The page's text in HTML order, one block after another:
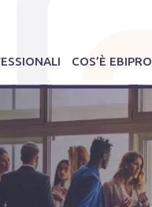
COS’È EBIPRO